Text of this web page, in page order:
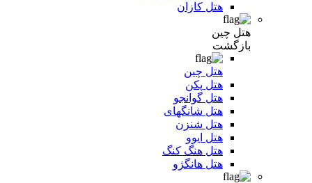
هتل کازان
هتل چین
بازگشت
هتل چین
هتل پکن
هتل گوانجو
هتل شانگهای
هتل شنزن
هتل ایوو
هتل هنگ کنگ
هتل هانگژو